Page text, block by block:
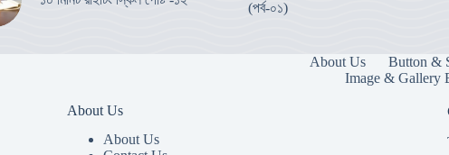
(পর্ব-০১)
About Us Button &
Image & Gallery
About Us
About Us